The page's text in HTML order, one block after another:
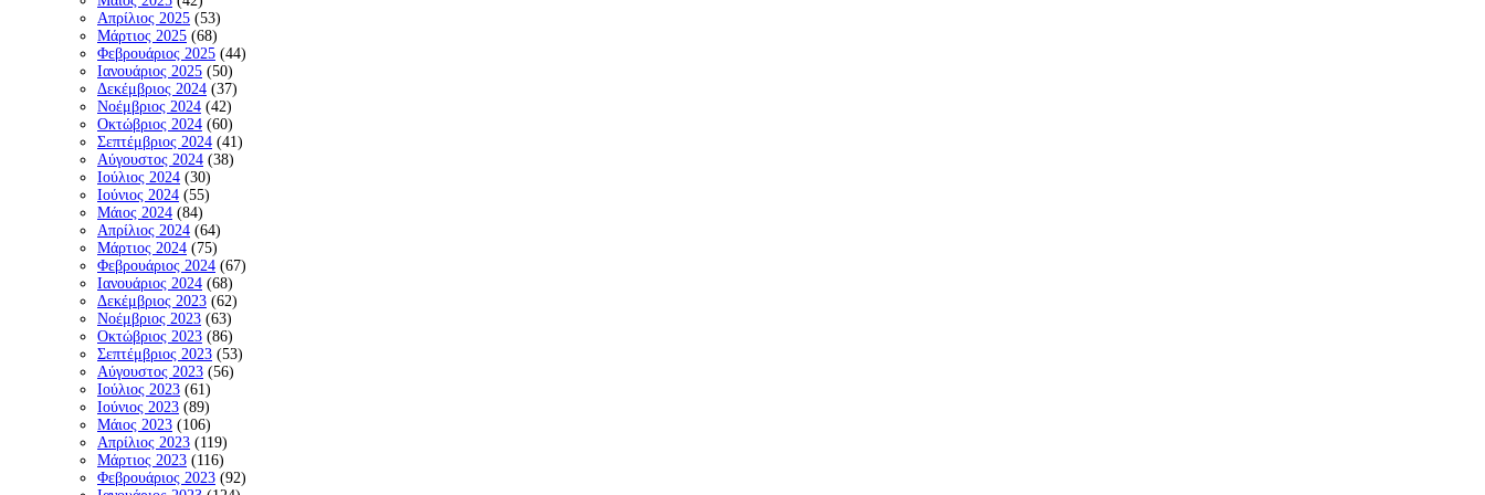
Απρίλιος 2025 (53)
Μάρτιος 2025 (68)
Φεβρουάριος 2025 (44)
Ιανουάριος 2025 (50)
Δεκέμβριος 2024 (37)
Νοέμβριος 2024 (42)
Οκτώβριος 2024 (60)
Σεπτέμβριος 2024 (41)
Αύγουστος 2024 (38)
Ιούλιος 2024 (30)
Ιούνιος 2024 (55)
Μάιος 2024 (84)
Απρίλιος 2024 (64)
Μάρτιος 2024 (75)
Φεβρουάριος 2024 (67)
Ιανουάριος 2024 (68)
Δεκέμβριος 2023 (62)
Νοέμβριος 2023 (63)
Οκτώβριος 2023 (86)
Σεπτέμβριος 2023 (53)
Αύγουστος 2023 (56)
Ιούλιος 2023 (61)
Ιούνιος 2023 (89)
Μάιος 2023 (106)
Απρίλιος 2023 (119)
Μάρτιος 2023 (116)
Φεβρουάριος 2023 (92)